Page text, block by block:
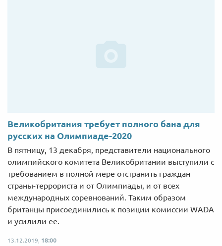
Великобритания требует полного бана для
русских на Олимпиаде-2020
В пятницу, 13 декабря, представители национального
олимпийского комитета Великобритании выступили с
требованием в полной мере отстранить граждан
страны-террориста и от Олимпиады, и от всех
международных соревнований. Таким образом
британцы присоединились к позиции комиссии WADA
и усилили ее.
13.12.2019, 18:00